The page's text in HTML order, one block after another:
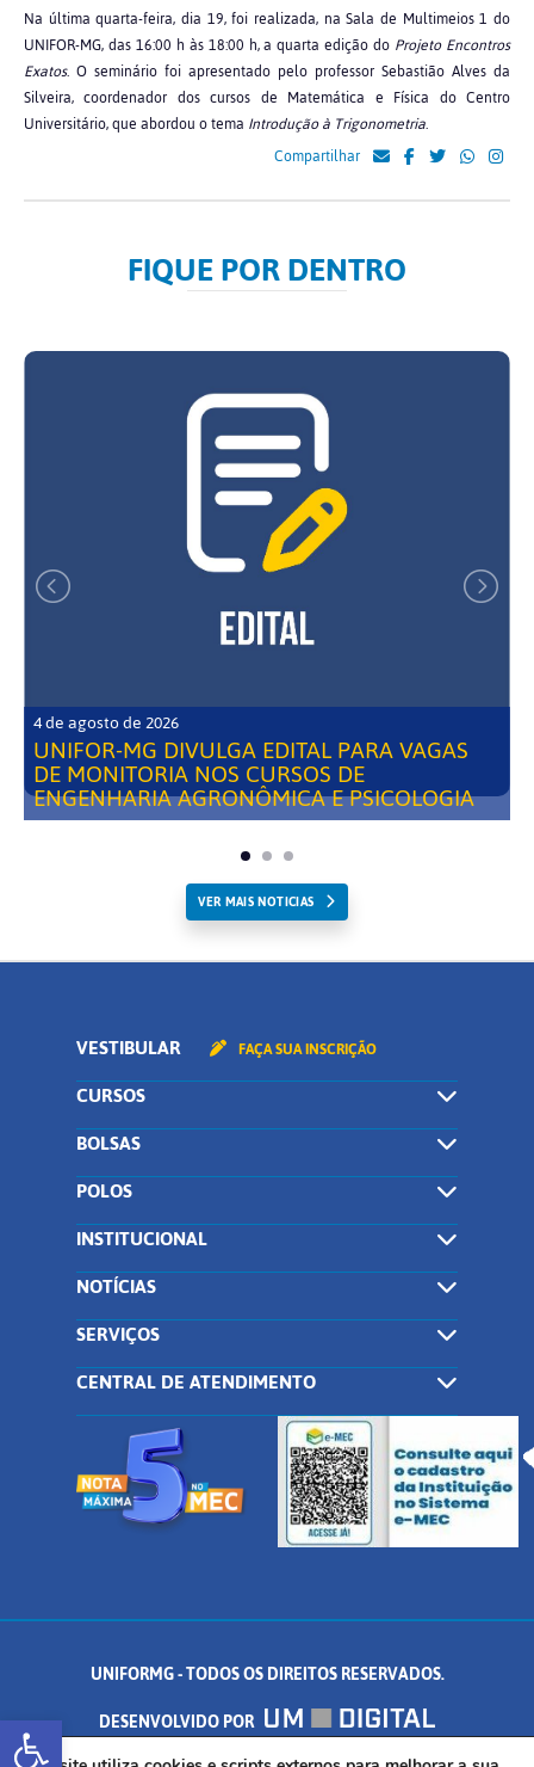
Abrir a barra de ferramentas
Na última quarta-feira, dia 19, foi realizada, na Sala de Multimeios 1 do
UNIFOR-MG, das 16:00 h às 18:00 h, a quarta edição do Projeto Encontros
Exatos. O seminário foi apresentado pelo professor Sebastião Alves da
Silveira, coordenador dos cursos de Matemática e Física do Centro
Universitário, que abordou o tema Introdução à Trigonometria.
Compartilhar
FIQUE POR DENTRO
4 de agosto de 2026
UNIFOR-MG DIVULGA EDITAL PARA VAGAS
DE MONITORIA NOS CURSOS DE
ENGENHARIA AGRONÔMICA E PSICOLOGIA
VER MAIS NOTICIAS
VESTIBULAR FAÇA SUA INSCRIÇÃO
CURSOS
BOLSAS
POLOS
INSTITUCIONAL
NOTÍCIAS
SERVIÇOS
CENTRAL DE ATENDIMENTO
UNIFORMG - TODOS OS DIREITOS RESERVADOS.
DESENVOLVIDO POR